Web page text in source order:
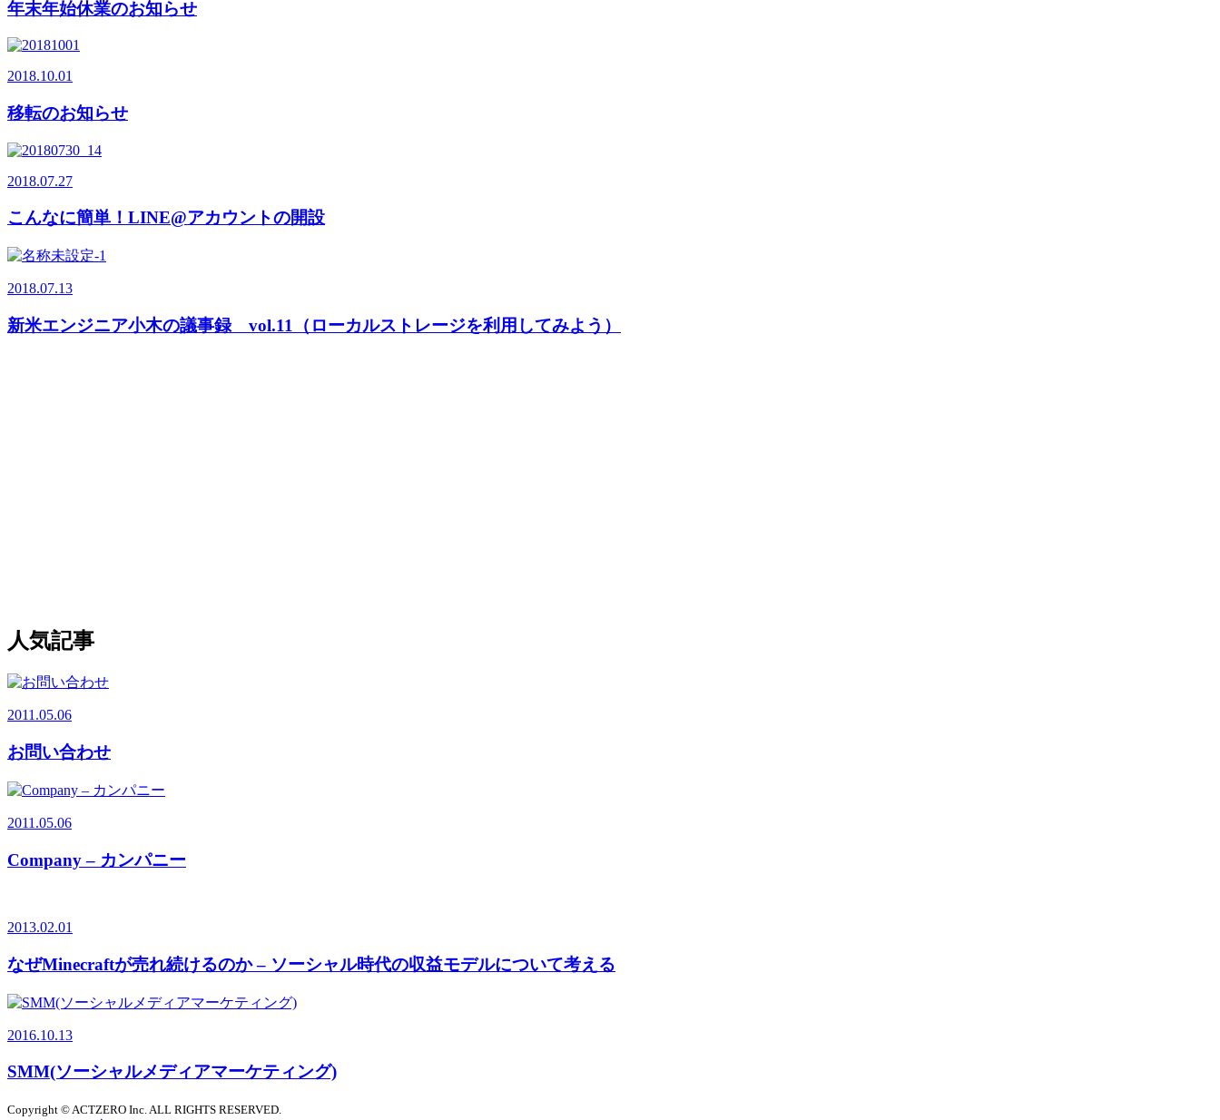
年末年始休業のお知らせ
2018.10.01
移転のお知らせ
2018.07.27
こんなに簡単！LINE@アカウントの開設
2018.07.13
新米エンジニア小木の議事録 vol.11（ローカルストレージを利用してみよう）
人気記事
2011.05.06
お問い合わせ
2011.05.06
Company – カンパニー
2013.02.01
なぜMinecraftが売れ続けるのか – ソーシャル時代の収益モデルについて考える
2016.10.13
SMM(ソーシャルメディアマーケティング)
Copyright © ACTZERO Inc. ALL RIGHTS RESERVED.